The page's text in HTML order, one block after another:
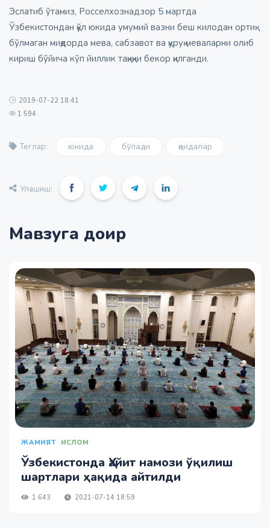
Эслатиб ўтамиз, Росселхознадзор 5 мартда
Ўзбекистондан қўл юкида умумий вазни беш килодан ортиқ
бўлмаган миқдорда мева, сабзавот ва қуруқ меваларни олиб
кириш бўйича кўп йиллик тақиқни бекор қилганди.
2019-07-22 18:41
1 594
Теглар: юкида бўлади қоидалар
Улашиш:
Мавзуга доир
ЖАМИЯТ ИСЛОМ
Ўзбекистонда Ҳайит намози ўқилиш
шартлари ҳақида айтилди
1 643 2021-07-14 18:59